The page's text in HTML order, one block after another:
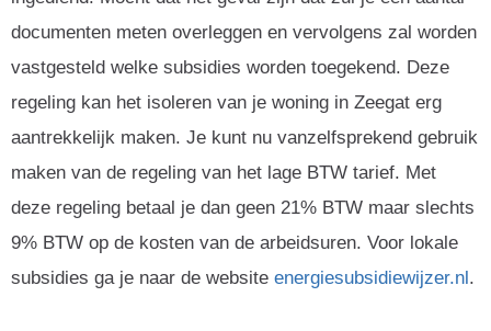
documenten meten overleggen en vervolgens zal worden
vastgesteld welke subsidies worden toegekend. Deze
regeling kan het isoleren van je woning in Zeegat erg
aantrekkelijk maken. Je kunt nu vanzelfsprekend gebruik
maken van de regeling van het lage BTW tarief. Met
deze regeling betaal je dan geen 21% BTW maar slechts
9% BTW op de kosten van de arbeidsuren. Voor lokale
subsidies ga je naar de website energiesubsidiewijzer.nl.